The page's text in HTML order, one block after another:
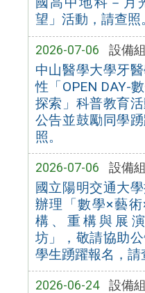
望」活動，請查照
2026-07-06 設備組
中山醫學大學牙
性「OPEN DAY-
探索」科普教育
公告並鼓勵同學
照。
2026-07-06 設備組
國立陽明交通大
辦理「數學×藝
構、重構與展
坊」，敬請協助
學生踴躍報名，請
2026-06-24 設備組